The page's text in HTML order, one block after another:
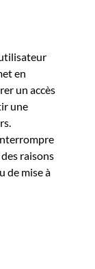
en
un accès
une
raisons
de mise à